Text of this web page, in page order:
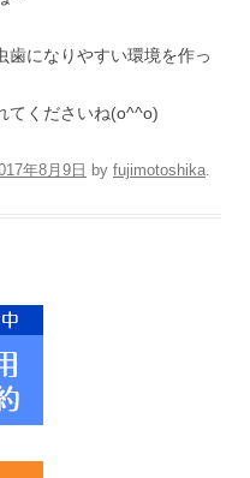
歯になりやすい環境を作っ
てくださいね(o^^o)
年8月9日 by fujimotoshika